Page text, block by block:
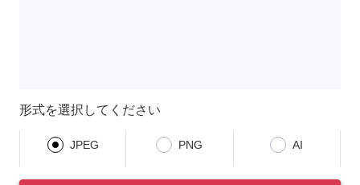
形式を選択してください
JPEG PNG AI